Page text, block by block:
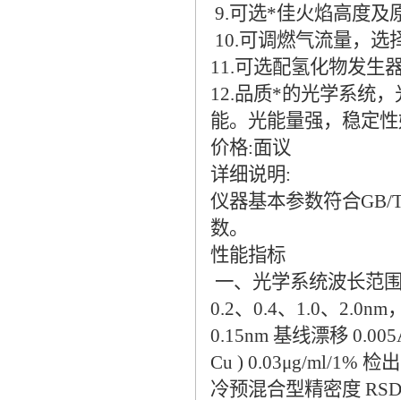
9.可选*佳火焰高度及
10.可调燃气流量，选
11.可选配氢化物发生
12.品质*的光学系统
能。光能量强，稳定
价格:面议
详细说明:
仪器基本参数符合GB/
数。
性能指标
一、光学系统波长范
0.2、0.4、1.0、2.0nm
0.15nm 基线漂移
Cu ) 0.03μg/ml/1% 检
冷预混合型精密度